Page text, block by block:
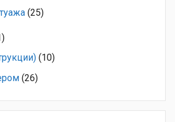
(25)
(10)
(26)